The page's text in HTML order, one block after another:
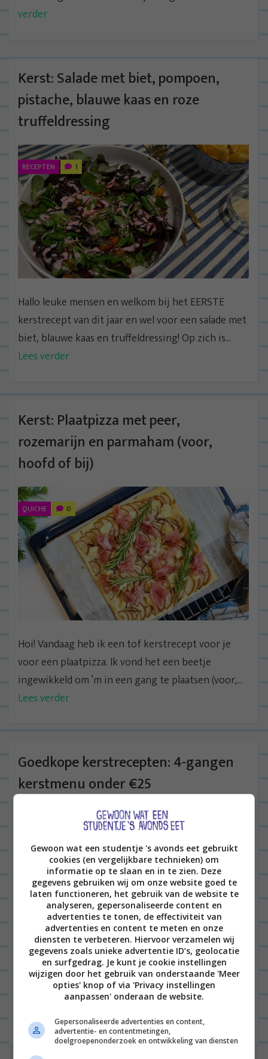
verder
Kerst: Salade met biet, pompoen,
pistache, blauwe kaas en roze
truffeldressing
RECEPTEN 1
Hallo leuke mensen en welkom bij het EERSTE
kerstrecept van dit jaar en wel voor een salade met
biet, blauwe kaas en truffeldressing! Op zich is...
Lees verder
Kerst: Plaatpizza met peer,
rozemarijn en parmaham (voor,
hoofd of bij)
QUICHE 0
Hoi! Vandaag heb ik een tof kerstrecept voor je
voor een plaatpizza. Ik vond het een beetje
ingewikkeld om ‘m in een gang te plaatsen (voor,...
Lees verder
Goedkope kerstrecepten: 4-gangen
kerstmenu onder €25
Hoi! Misschien had je mijn blog al gelezen voor een
fantastisch 3-gangen kerstdiner onder de €25,
waarbij ik een broccolisoep maakte, gehaktballen
in bladerdeeg als hoofdgerecht...Lees verder
Gewoon wat een studentje 's avonds eet gebruikt
cookies (en vergelijkbare technieken) om
informatie op te slaan en in te zien. Deze
gegevens gebruiken wij om onze website goed te
laten functioneren, het gebruik van de website te
analyseren, gepersonaliseerde content en
advertenties te tonen, de effectiviteit van
advertenties en content te meten en onze
diensten te verbeteren. Hiervoor verzamelen wij
gegevens zoals unieke advertentie ID’s, geolocatie
en surfgedrag. Je kunt je cookie instellingen
wijzigen door het gebruik van onderstaande 'Meer
opties' knop of via 'Privacy instellingen
aanpassen' onderaan de website.
Gepersonaliseerde advertenties en content,
advertentie- en contentmetingen,
doelgroepenonderzoek en ontwikkeling van diensten